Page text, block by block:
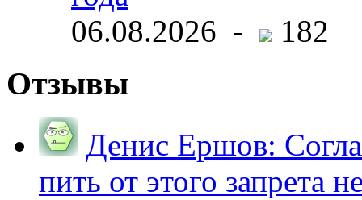
06.08.2026 -
182
Отзывы
Денис Ершов:
пить от этого запрета